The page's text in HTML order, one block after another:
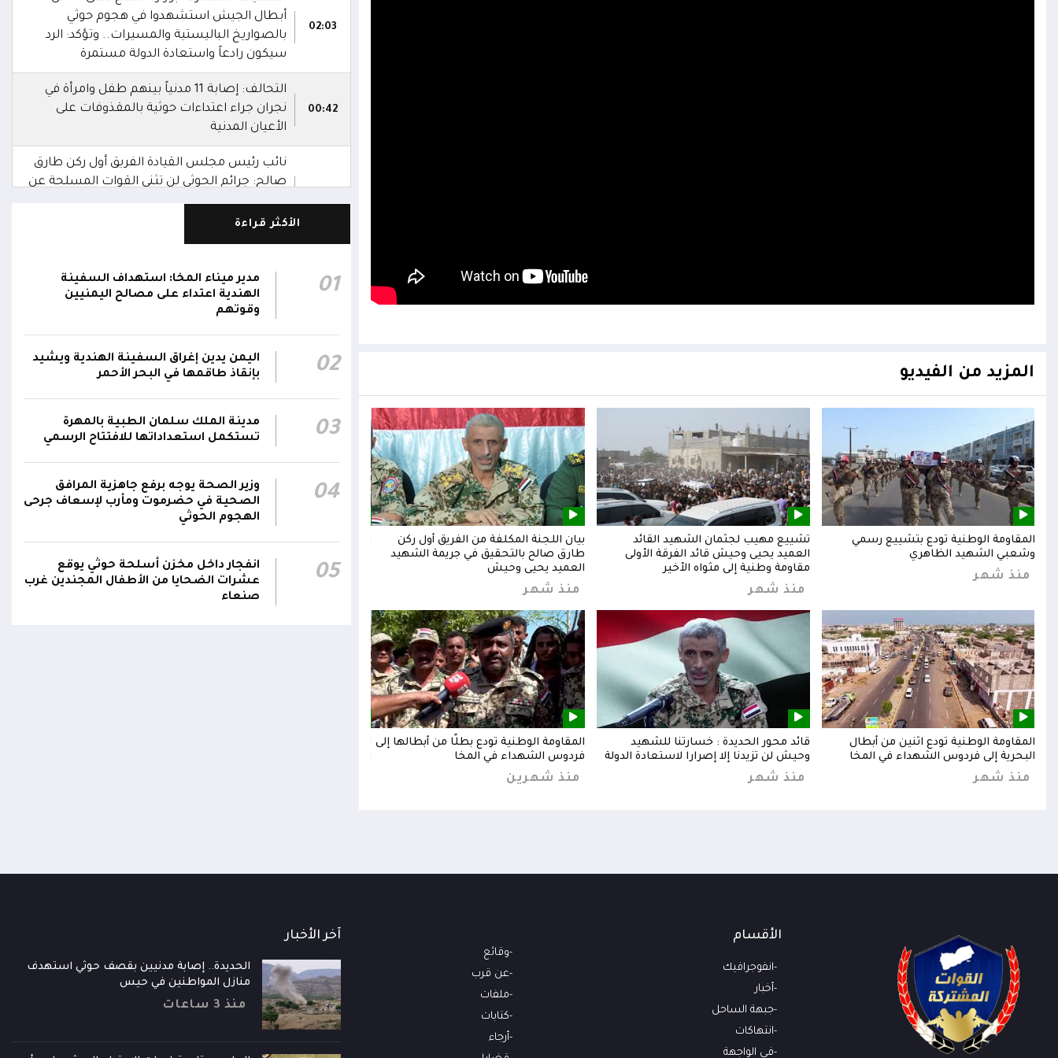
المزيد من الفيديو
المقاومة الوطنية تودع بتشييع رسمي
وشعبي الشهيد الظاهري
منذ شهر
تشييع مهيب لجثمان الشهيد القائد
العميد يحيى وحيش قائد الفرقة الأولى
مقاومة وطنية إلى مثواه الأخير
منذ شهر
بيان اللجنة المكلفة من الفريق أول ركن
طارق صالح بالتحقيق في جريمة الشهيد
العميد يحيى وحيش
منذ شهر
المقاومة الوطنية تودع اثنين من أبطال
البحرية إلى فردوس الشهداء في المخا
منذ شهر
قائد محور الحديدة : خسارتنا للشهيد
وحيش لن تزيدنا إلا إصرارا لاستعادة الدولة
منذ شهر
المقاومة الوطنية تودع بطلًا من أبطالها إلى
فردوس الشهداء في المخا
منذ شهرين
المقاومة الوطنية تودع بتشييع رسمي
منذ شهر
تشييع مهيب لجثمان الشهيد
مقاومة وطنية إلى مثواه الأخير
02:03
أبطال الجيش استشهدوا في هجوم حوثي
بالصواريخ الباليستية والمسيرات.. وتؤكد: الرد
سيكون رادعاً واستعادة الدولة مستمرة
00:42
التحالف: إصابة 11 مدنياً بينهم طفل وامرأة في
نجران جراء اعتداءات حوثية بالمقذوفات على
الأعيان المدنية
نائب رئيس مجلس القيادة الفريق أول ركن طارق
صالح: جرائم الحوثي لن تثني القوات المسلحة عن
أداء واجبها الوطني واستعادة الدولة وعاصمتها
صنعاء
00:28
صالح يشيد بالروح القتالية العالية لكافة منتسبي
الفرقتين الأولى والثالثة وحسن التعامل مع
الموقف وثبات المقاتلين في مواقعهم
00:26
الفريق أول ركن طارق صالح يعزي في اتصالين
هاتفيين قائدي الفرقتين الأولى والثالثة طوارئ في
استشهاد عدد من الأبطال بالهجوم الحوثي الغادر
اللجنة الأمنية بحضرموت تدين هجوم مليشيا
الحوثي على القوات المسلحة وتؤكد استمرار
والاستقرار
23:05
جدد #المكتب_السياسي تمسكه بمواصلة النضال
البلاد واستعادة العاصمة صنعاء وإنهاء الانقلاب
الأكثر قراءة
01
مدير ميناء المخا: استهداف السفينة
الهندية اعتداء على مصالح اليمنيين
وقوتهم
02
اليمن يدين إغراق السفينة الهندية ويشيد
بإنقاذ طاقمها في البحر الأحمر
03
مدينة الملك سلمان الطبية بالمهرة
تستكمل استعداداتها للافتتاح الرسمي
04
وزير الصحة يوجه برفع جاهزية المرافق
الصحية في حضرموت ومأرب لإسعاف جرحى
الهجوم الحوثي
05
انفجار داخل مخزن أسلحة حوثي يوقع
عشرات الضحايا من الأطفال المجندين غرب
صنعاء
الأقسام
انفوجرافيك
أخبار
جبهة الساحل
انتهاكات
في الواجهة
وقائع
عن قرب
ملفات
كتابات
أرجاء
آخر الأخبار
الحديدة.. إصابة مدنيين بقصف حوثي استهدف
منازل المواطنين في حيس
منذ 3 ساعات